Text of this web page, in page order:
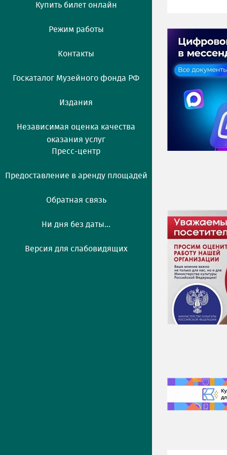
Купить билет онлайн
Режим работы
Контакты
Госкаталог Музейного фонда РФ
Издания
Независимая оценка качества
оказания услуг
Пресс-центр
Предоставление в аренду площадей
Обратная связь
Ни дня без даты...
Версия для слабовидящих